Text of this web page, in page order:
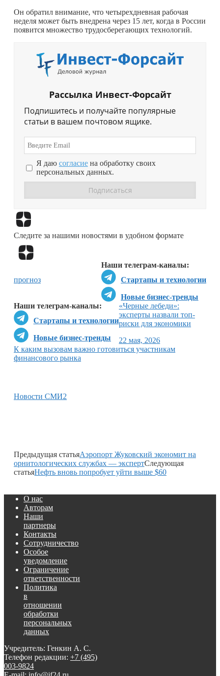
Он обратил внимание, что четырехдневная рабочая
неделя может быть внедрена через 15 лет, когда в России
появится множество трудосберегающих технологий.
Рассылка Инвест-Форсайт
Подпишитесь и получайте популярные
статьи в вашем почтовом ящике.
Я даю согласие на обработку своих
персональных данных.
Следите за нашими новостями в удобном формате
Наши телеграм-каналы:
Стартапы и технологии
Новые бизнес-тренды
Наши телеграм-каналы:
Стартапы и технологии
Новые бизнес-тренды
прогноз
«Черные лебеди»:
эксперты назвали топ-
риски для экономики
22 мая, 2026
К каким вызовам важно готовиться участникам
финансового рынка
Новости СМИ2
Предыдущая статьяАэропорт Жуковский экономит на
орнитологических службах — экспертСледующая
статьяНефть вновь попробует уйти выше $60
О нас
Авторам
Наши
партнеры
Контакты
Сотрудничество
Особое
уведомление
Ограничение
ответственности
Политика
в
отношении
обработки
персональных
данных
Учредитель: Генкин А. С.
Телефон редакции: +7 (495)
003-9824